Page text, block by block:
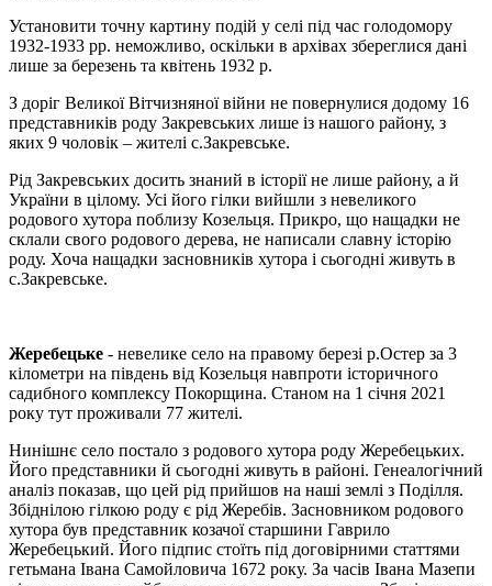
Установити точну картину подій у селі під час голодомору
1932-1933 рр. неможливо, ос­кіль­ки в архівах збереглися дані
лише за березень та квітень 1932 р.
З доріг Великої Вітчизняної війни не повернулися додому 16
представників роду Зак­ревсь­ких лише із нашого району, з
яких 9 чоловік – жителі с.Закревське.
Рід Закревських досить знаний в історії не лише району, а й
України в цілому. Усі його гілки вийш­ли з невеликого
родового хутора поблизу Козельця. Прикро, що нащадки не
склали свого ро­до­вого дерева, не написали славну історію
роду. Хоча нащадки засновників хутора і сьогодні жи­вуть в
с.Закревське.
Жеребецьке - невелике село на правому березі р.Остер за 3
кілометри на південь від Козельця навпроти історичного
садибного комплексу Покорщина. Станом на 1 січня 2021
року тут про­живали 77 жителі.
Нинішнє село постало з родового хутора роду Жеребецьких.
Його представники й сьогодні жи­вуть в районі. Генеалогічний
аналіз показав, що цей рід прийшов на наші землі з Поділля.
Збід­ні­лою гілкою роду є рід Жеребів. Засновником родового
хутора був представник козачої старшини Гав­рило
Жеребецький. Його підпис стоїть під договірними статтями
гетьмана Івана Самойловича 1672 року. За часів Івана Мазепи